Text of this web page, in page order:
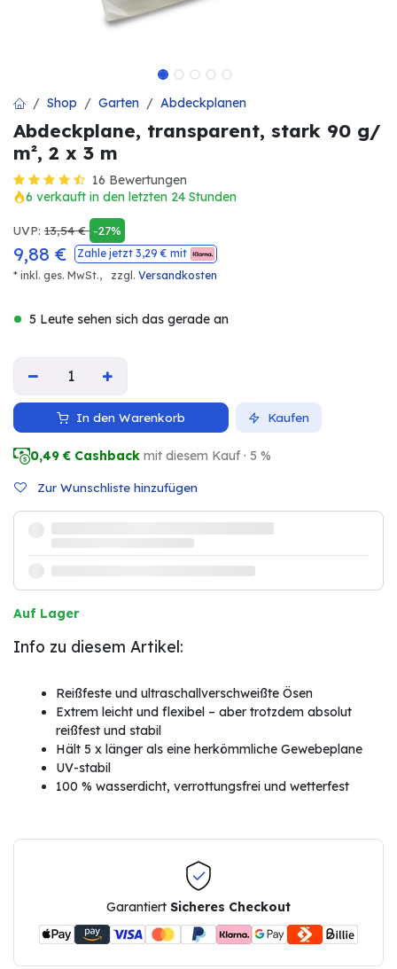
Shop Garten Abdeckplanen
Abdeckplane, transparent, stark 90 g/
m², 2 x 3 m
16 Bewertungen
6 verkauft in den letzten 24 Stunden
UVP: 13,54€ -27%
9,88 € Zahle jetzt 3,29 € mit
* inkl. ges. MwSt.,
zzgl. Versandkosten
5 Leute sehen sich das gerade an
In den Warenkorb Kaufen
0,49 € Cashback mit diesem Kauf · 5 %
Zur Wunschliste hinzufügen
Auf Lager
Info zu diesem Artikel:
Reißfeste und ultraschallverschweißte Ösen
Extrem leicht und flexibel – aber trotzdem absolut
reißfest und stabil
Hält 5 x länger als eine herkömmliche Gewebeplane
UV-stabil
100 % wasserdicht, verrottungsfrei und wetterfest
Garantiert Sicheres Checkout